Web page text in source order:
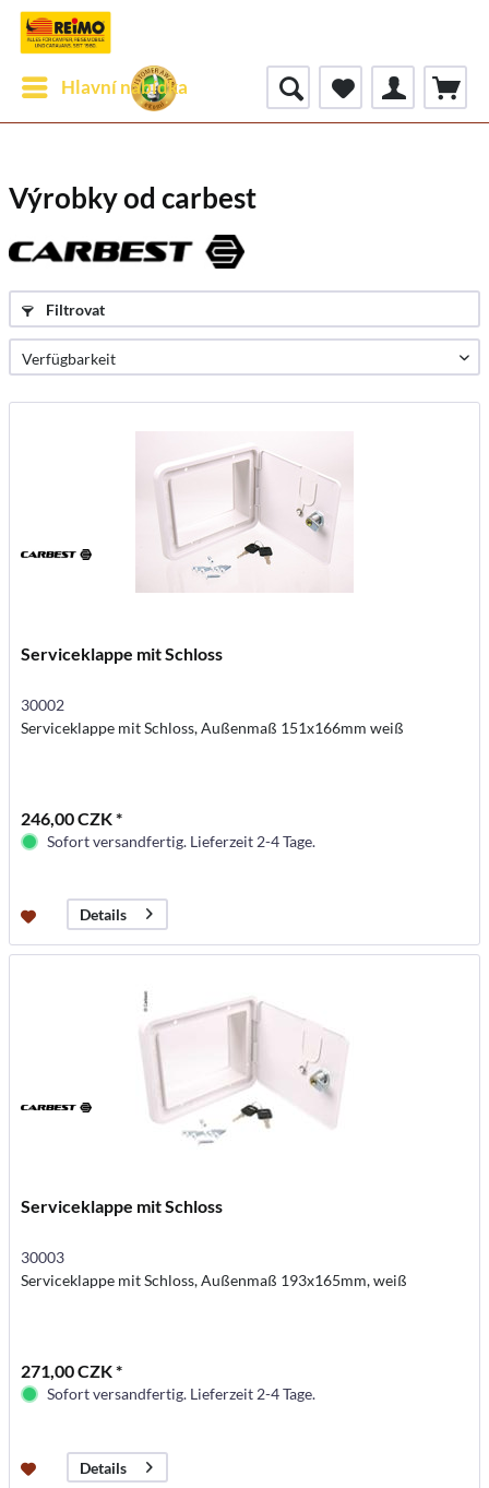
Hlavní nabídka
Výrobky od carbest
Filtrovat
Serviceklappe mit Schloss
30002
Serviceklappe mit Schloss, Außenmaß 151x166mm weiß
246,00 CZK *
Sofort versandfertig. Lieferzeit 2-4 Tage.
Details
Serviceklappe mit Schloss
30003
Serviceklappe mit Schloss, Außenmaß 193x165mm, weiß
271,00 CZK *
Sofort versandfertig. Lieferzeit 2-4 Tage.
Details